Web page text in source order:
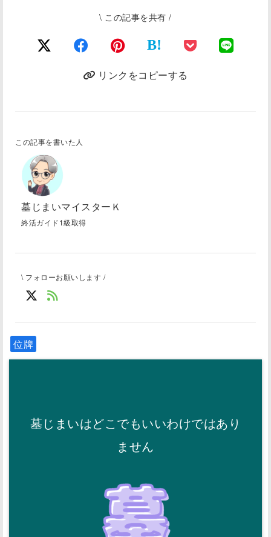
\ この記事を共有 /
B!
リンクをコピーする
この記事を書いた人
墓じまいマイスターＫ
終活ガイド1級取得
\ フォローお願いします /
位牌
墓じまいはどこでもいいわけではあり
ません